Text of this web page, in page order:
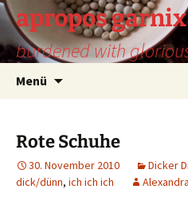
Zum
Inhalt
springen
apropos garnix
burdened with
Menü
Rote Schuhe
30. November 2010 Dicker
dick/dünn, ich ich ich Alexandra